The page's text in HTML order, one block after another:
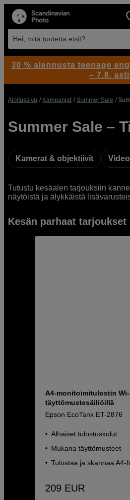
Hei, mitä tuotetta etsit?
Aloitussivu Kampanjat Summer Sale
Summer Sale –
Kamerat & objektiivit Video
Tutustu kesäalen tarjouksiin
näytöistä ja älykkäistä
Kesän parhaat tarjoukset
A4-monitoimitulostin
täyttömustesäiliöillä
Epson EcoTank ET-2876
Alhaiset tulostuskulut
Mukana täyttömusteet
Tulostaa ja skannaa A4-
209 EUR
30 % alennusta teenage
– 7.8.